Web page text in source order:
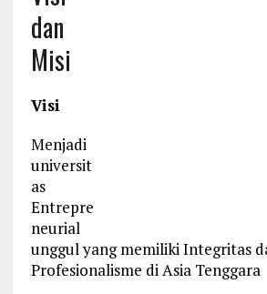
dan
Misi
Visi
Menjadi
universit
as
Entrepre
neurial
unggul yang memiliki Integritas
Profesionalisme di Asia Tenggara